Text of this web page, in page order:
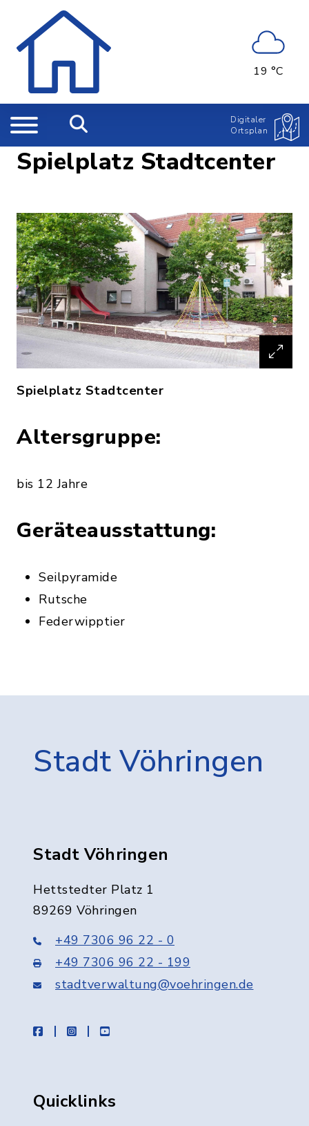
19 °C
Digitaler
Ortsplan
Spielplatz Stadtcenter
Spielplatz Stadtcenter
Altersgruppe:
bis 12 Jahre
Geräteausstattung:
Seilpyramide
Rutsche
Federwipptier
Stadt Vöhringen
Stadt Vöhringen
Hettstedter Platz 1
89269 Vöhringen
+49 7306 96 22 - 0
+49 7306 96 22 - 199
stadtverwaltung@voehringen.de
facebookinstagramyoutube
Quicklinks